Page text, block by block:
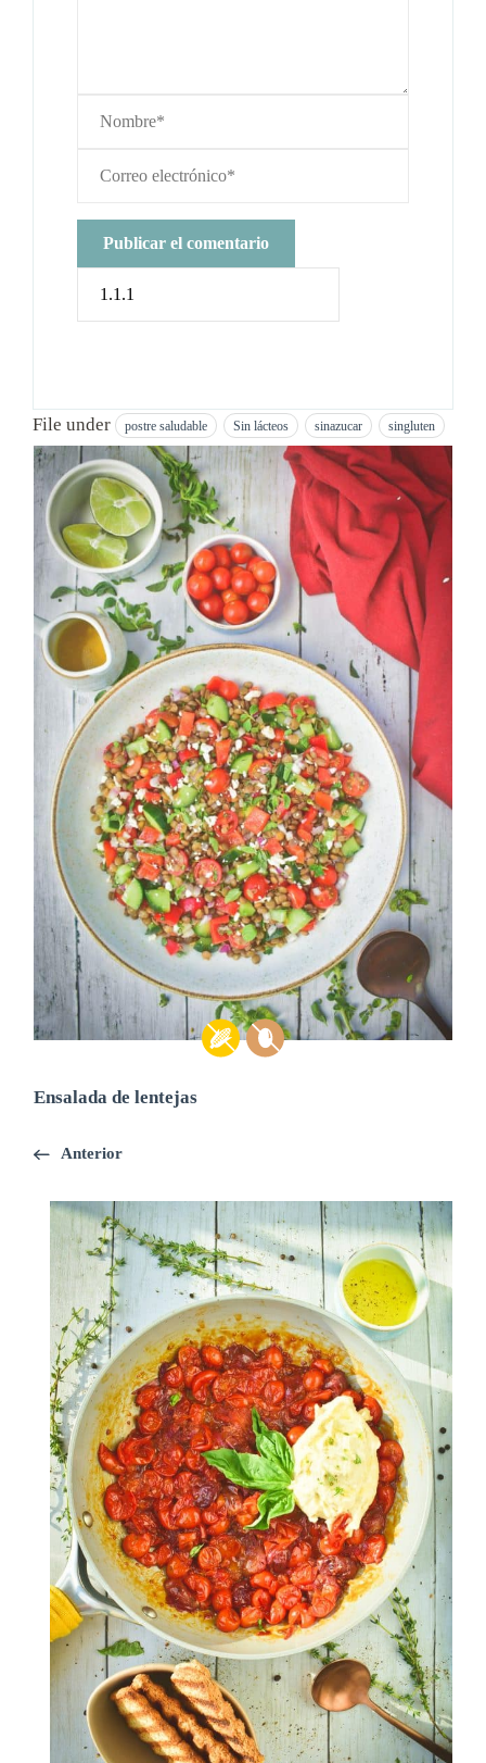
File under postre saludable Sin lácteos sinazucar singluten
Ensalada de lentejas
Anterior